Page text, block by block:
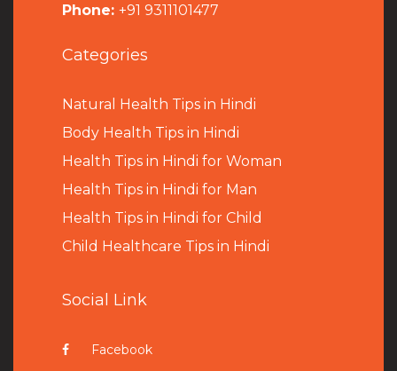
Phone: +91 9311101477
Categories
Natural Health Tips in Hindi
Body Health Tips in Hindi
Health Tips in Hindi for Woman
Health Tips in Hindi for Man
Health Tips in Hindi for Child
Child Healthcare Tips in Hindi
Social Link
Facebook